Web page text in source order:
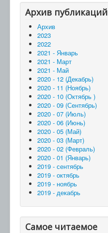
Архив публикаций
Архив
2023
2022
2021 - Январь
2021 - Март
2021 - Май
2020 - 12 (Декабрь)
2020 - 11 (Ноябрь)
2020 - 10 (Октябрь )
2020 - 09 (Сентябрь)
2020 - 07 (Июль)
2020 - 06 (Июнь)
2020 - 05 (Май)
2020 - 03 (Март)
2020 - 02 (Февраль)
2020 - 01 (Январь)
2019 - сентябрь
2019 - октябрь
2019 - ноябрь
2019 - декабрь
Самое читаемое